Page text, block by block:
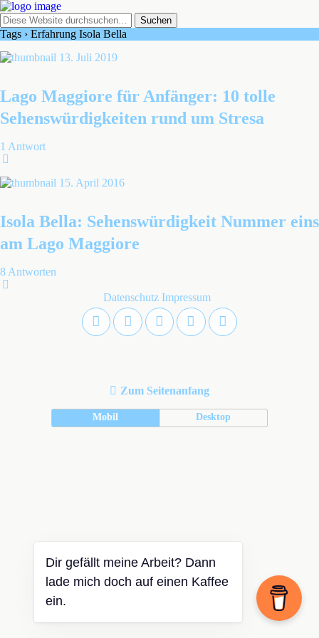
Tags › Erfahrung Isola Bella
13. Juli 2019
Lago Maggiore für Anfänger: 10 tolle
Sehenswürdigkeiten rund um Stresa
1 Antwort
15. April 2016
Isola Bella: Sehenswürdigkeit Nummer eins
am Lago Maggiore
8 Antworten
Datenschutz Impressum
Zum Seitenanfang
Mobil Desktop
Dir gefällt meine Arbeit? Dann
lade mich doch auf einen Kaffee
ein.